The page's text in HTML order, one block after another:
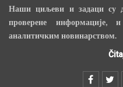
Наши циљеви и задаци су
проверене
аналитичким новинарством.